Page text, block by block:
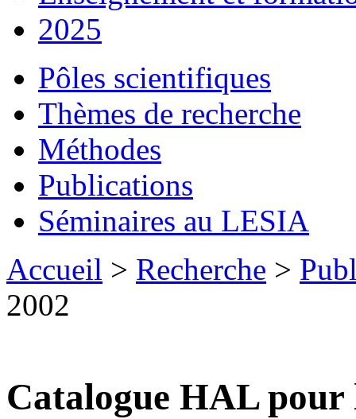
2025
Pôles scientifiques
Thèmes de recherche
Méthodes
Publications
Séminaires au LESIA
Accueil > Recherche >
2002
Catalogue HAL pour